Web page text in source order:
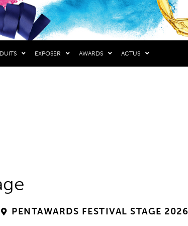
EXPOSER AWARDS ACTUS
PENTAWARDS FESTIVAL STAGE 2026